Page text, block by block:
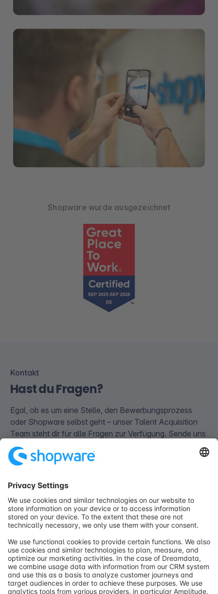
Shopware wurde ausgezeichnet
Kontakt
Hast du Fragen?
Egal, ob es um eine Stelle, den Bewerbungsprozess
oder Shopware selbst geht – unser Talent Acquisition
Team steht dir für alle Fragen zur Verfügung. Sende uns
deine Fragen einfach direkt per E-Mail an
career@shopware.com.
Kontaktiere uns
career@shopware.com